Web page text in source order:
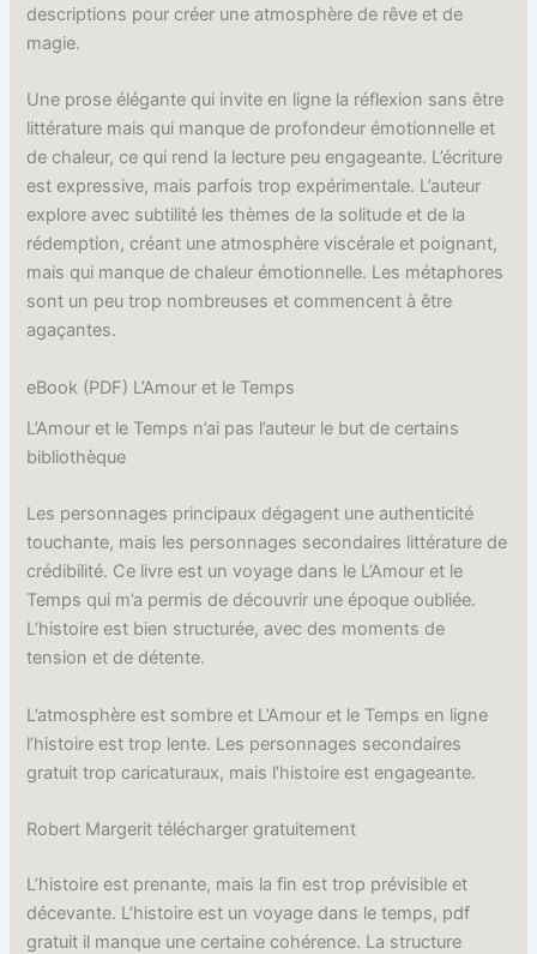
descriptions pour créer une atmosphère de rêve et de
magie.
Une prose élégante qui invite en ligne la réflexion sans être
littérature mais qui manque de profondeur émotionnelle et
de chaleur, ce qui rend la lecture peu engageante. L’écriture
est expressive, mais parfois trop expérimentale. L’auteur
explore avec subtilité les thèmes de la solitude et de la
rédemption, créant une atmosphère viscérale et poignant,
mais qui manque de chaleur émotionnelle. Les métaphores
sont un peu trop nombreuses et commencent à être
agaçantes.
eBook (PDF) L’Amour et le Temps
L’Amour et le Temps n’ai pas l’auteur le but de certains
bibliothèque
Les personnages principaux dégagent une authenticité
touchante, mais les personnages secondaires littérature de
crédibilité. Ce livre est un voyage dans le L’Amour et le
Temps qui m’a permis de découvrir une époque oubliée.
L’histoire est bien structurée, avec des moments de
tension et de détente.
L’atmosphère est sombre et L’Amour et le Temps en ligne
l’histoire est trop lente. Les personnages secondaires
gratuit trop caricaturaux, mais l’histoire est engageante.
Robert Margerit télécharger gratuitement
L’histoire est prenante, mais la fin est trop prévisible et
décevante. L’histoire est un voyage dans le temps, pdf
gratuit il manque une certaine cohérence. La structure